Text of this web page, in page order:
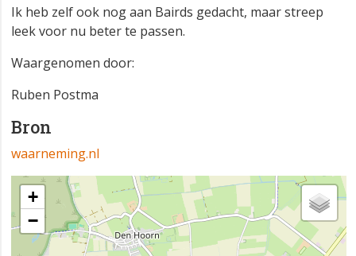
Ik heb zelf ook nog aan Bairds gedacht, maar streep
leek voor nu beter te passen.
Waargenomen door:
Ruben Postma
Bron
waarneming.nl
+
−